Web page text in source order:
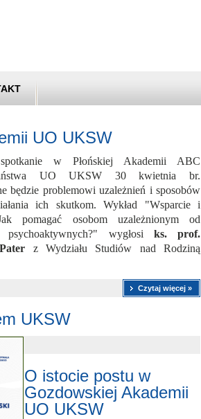
UO UKSW
w Płońskiej Akademii ABC
UO UKSW 30 kwietnia br.
będzie problemowi uzależnień i sposobów
ich skutkom. Wykład "Wsparcie i
pomagać osobom uzależnionym od
psychoaktywnych?" wygłosi ks. prof.
z Wydziału Studiów nad Rodziną
Czytaj więcej »
UKSW
O istocie postu w
Gozdowskiej Akademii
UO UKSW